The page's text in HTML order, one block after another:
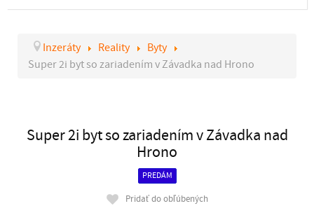
Inzeráty Reality
Byty
Super 2i byt so zariadením v Závadka nad Hrono
Super 2i byt so zariadením v Závadka nad
Hrono
PREDÁM
Pridať do obľúbených